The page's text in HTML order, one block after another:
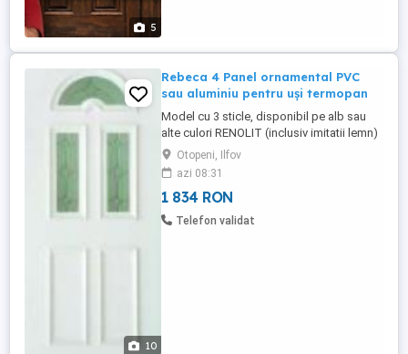
5
10
Rebeca 4 Panel ornamental PVC
sau aluminiu pentru uși termopan
Model cu 3 sticle, disponibil pe alb sau
alte culori RENOLIT (inclusiv imitatii lemn)
Grosimi: 24 52 mm; sticlă: termopan,
tripan, argon, ornament sau securizată Se
poate adapta pe loc (tăiere sau adăugare
elemente laterale) pentru goluri mai mari
Ideal pentru exterior și interior, cu izolație
Otopeni, Ilfov
azi 08:31
1 834 RON
Telefon validat